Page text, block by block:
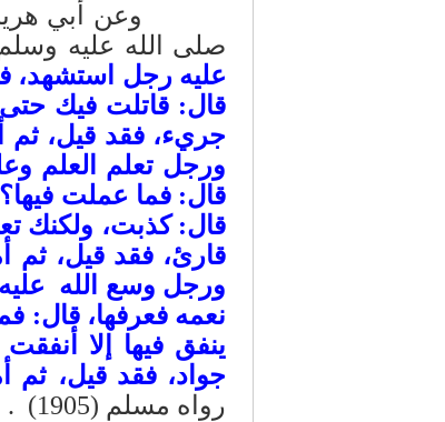
وعن أبي هريرة
صلى الله عليه
عليه رجل استشهد،
قال: قاتلت فيك
جريء، فقد قيل،
ورجل تعلم العلم
قال: فما عملت
قال: كذبت، ولكنك
قارئ، فقد قيل،
ورجل وسع الله
نعمه فعرفها، قال:
ينفق فيها إلا
‏جواد، ‏فقد قيل،
رواه مسلم (1905) .